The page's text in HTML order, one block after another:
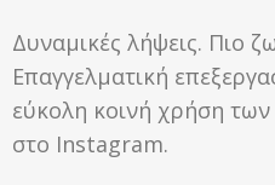
Δυναμικές λήψεις. Πιο
Επαγγελματική
εύκολη κοινή χρήση
στο Instagram.